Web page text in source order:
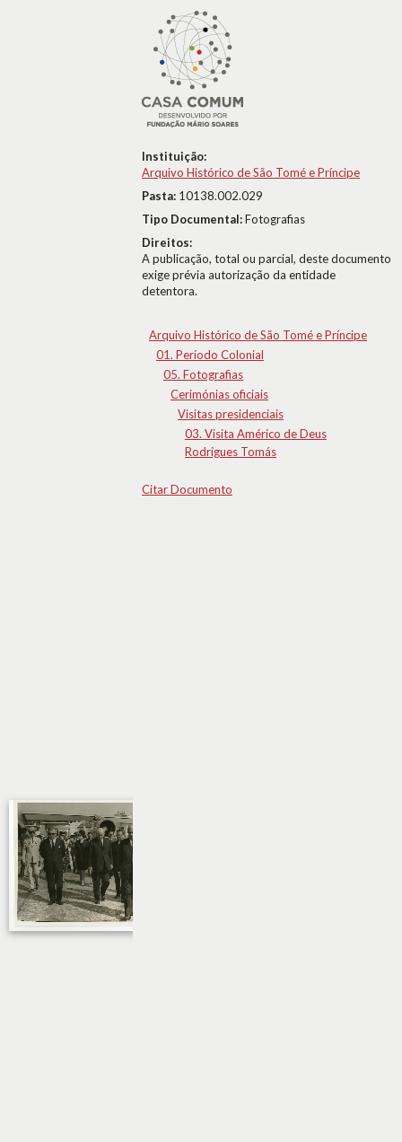
Instituição:
Arquivo Histórico de São Tomé e Príncipe
Pasta: 10138.002.029
Tipo Documental:Fotografias
Direitos:
A publicação, total ou parcial, deste documento
exige prévia autorização da entidade
detentora.
Arquivo Histórico de São Tomé e Príncipe
01. Período Colonial
05. Fotografias
Cerimónias oficiais
Visitas presidenciais
03. Visita Américo de Deus
Rodrigues Tomás
Citar Documento